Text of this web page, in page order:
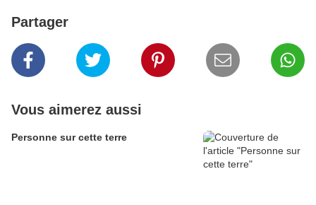
Partager
Vous aimerez aussi
Personne sur cette terre